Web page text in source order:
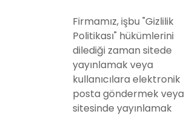
Firmamız, işbu "Gizlilik
Politikası" hükümlerini
dilediği zaman sitede
yayınlamak veya
kullanıcılara elektronik
posta göndermek veya
sitesinde yayınlamak